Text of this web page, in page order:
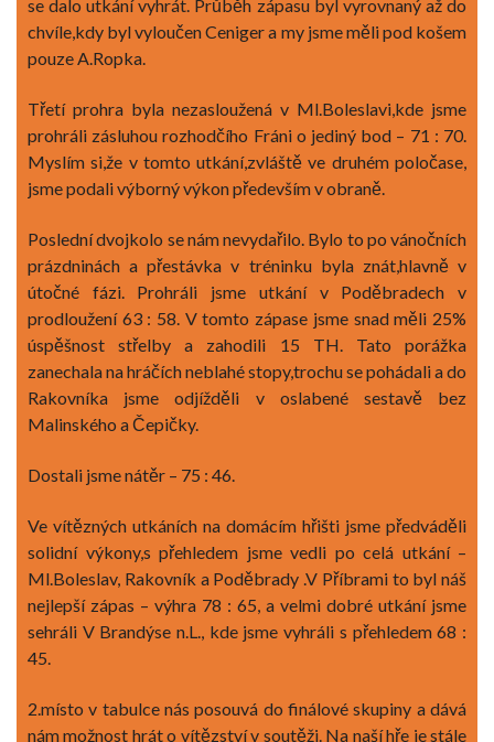
se dalo utkání vyhrát. Průběh zápasu byl vyrovnaný až do
chvíle,kdy byl vyloučen Ceniger a my jsme měli pod košem
pouze A.Ropka.
Třetí prohra byla nezasloužená v Ml.Boleslavi,kde jsme
prohráli zásluhou rozhodčího Fráni o jediný bod – 71 : 70.
Myslím si,že v tomto utkání,zvláště ve druhém poločase,
jsme podali výborný výkon především v obraně.
Poslední dvojkolo se nám nevydařilo. Bylo to po vánočních
prázdninách a přestávka v tréninku byla znát,hlavně v
útočné fázi. Prohráli jsme utkání v Poděbradech v
prodloužení 63 : 58. V tomto zápase jsme snad měli 25%
úspěšnost střelby a zahodili 15 TH. Tato porážka
zanechala na hráčích neblahé stopy,trochu se pohádali a do
Rakovníka jsme odjížděli v oslabené sestavě bez
Malinského a Čepičky.
Dostali jsme nátěr – 75 : 46.
Ve vítězných utkáních na domácím hřišti jsme předváděli
solidní výkony,s přehledem jsme vedli po celá utkání –
Ml.Boleslav, Rakovník a Poděbrady .V Příbrami to byl náš
nejlepší zápas – výhra 78 : 65, a velmi dobré utkání jsme
sehráli V Brandýse n.L., kde jsme vyhráli s přehledem 68 :
45.
2.místo v tabulce nás posouvá do finálové skupiny a dává
nám možnost hrát o vítězství v soutěži. Na naší hře je stále